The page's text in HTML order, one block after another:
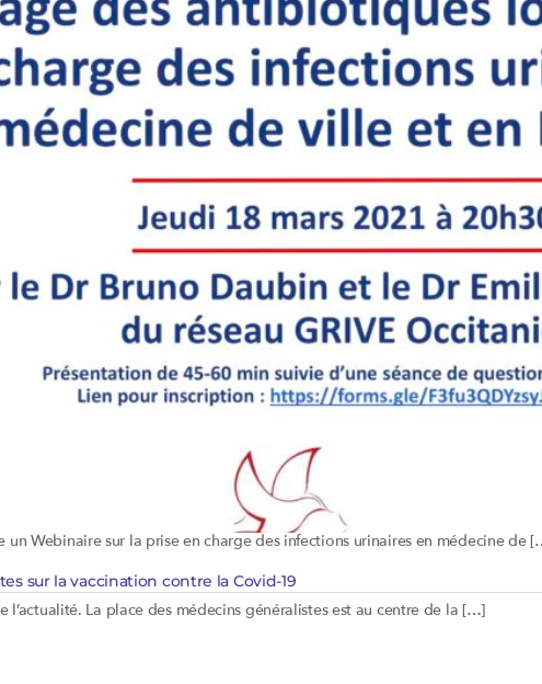
un Webinaire sur la prise en charge des infections urinaires en médecine de
sur la vaccination contre la Covid-19
La place des médecins généralistes est au centre de la […]